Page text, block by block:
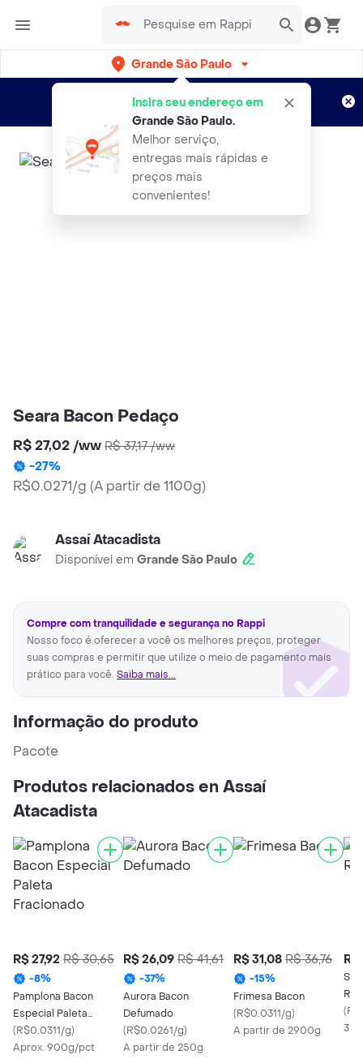
Grande São Paulo
Insira seu endereço em
Grande São Paulo.
Melhor serviço,
entregas mais rápidas e
preços mais
convenientes!
Entregas grátis por 15 dias!
Aplicam T&C
Seara Bacon Pedaço
R$ 27,02 /ww R$ 37,17/ww
-27%
R$0.0271/g (A partir de 1100g)
Assaí Atacadista
Disponível em Grande São Paulo
Compre com tranquilidade e segurança no Rappi
Nosso foco é oferecer a você os melhores preços, proteger
suas compras e permitir que utilize o meio de pagamento mais
prático para você. Saiba mais...
Informação do produto
Pacote
Produtos relacionados en Assaí
Atacadista
R$ 27,92 R$ 30,65
-8%
Pamplona Bacon
Especial Paleta
Fracionado
(R$0.0311/g)
Aprox. 900g/pct
R$ 26,09 R$ 41,61
-37%
Aurora Bacon
Defumado
(R$0.0261/g)
A partir de 250g
R$ 31,08 R$ 36,76
-15%
Frimesa Bacon
(R$0.0311/g)
A partir de 2900g
R$
(
3